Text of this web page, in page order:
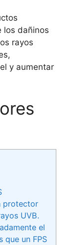
los dañinos
rayos
y aumentar
protector
UVB.
el
que un FPS